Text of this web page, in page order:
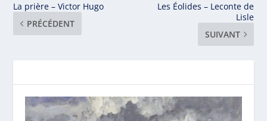
La prière – Victor Hugo
PRÉCÉDENT
Les Éolides – Leconte de
Lisle
SUIVANT